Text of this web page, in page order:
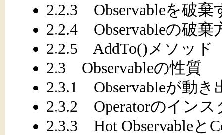
2.2.3 Observableを破棄
2.2.4 Observableの破棄
2.2.5 AddTo()メソッド
2.3 Observableの性質
2.3.1 Observableが動
2.3.2 Operatorのインス
2.3.3 Hot Observableと